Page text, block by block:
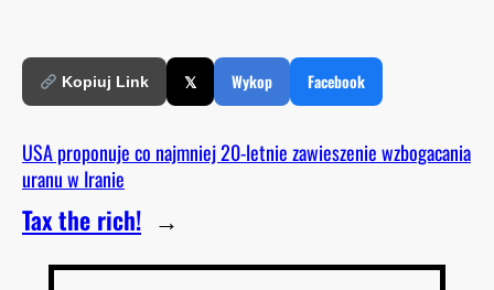
Kopiuj Link 𝕏 Wykop Facebook
USA proponuje co najmniej 20-letnie zawieszenie wzbogacania
uranu w Iranie
Tax the rich! →